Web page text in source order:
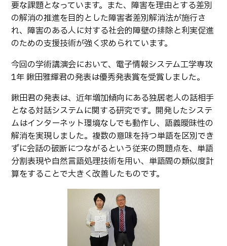
要な課題となっています。また、障害を理由とする差別
の解消の推進を目的とした障害者差別解消法が施行さ
れ、障害のある人に対する社会的障壁の排除と利実促進
のための支援技術が強く求められています。
今回の学術講演会において、電子情報システム工学専攻
1年 鍬田雅輝君の発表は優秀発表賞を受賞しました。
鍬田君の発表は、近年増加傾向にある独居老人の話相手
となる対話システムに関する研究です。開発したシステ
ムはインターネット環境なしでも動作し、語義曖昧性の
解消を実現しました。複数の意味を持つ単語を区別でき
ずに会話の破断につながるという従来の問題点を、単語
分割表現や自然言語処理技術を用い、単語間の類似度計
算をすることで大きく改善したものです。
ツ等
キャリア関係
情報セキュリティ
図書館
アントレプレナーシップ
公開情報
その他
転職・Uターン就職
お問い合わせ
在校生・保護者の方へ
卒業生の方へ
教職員向け